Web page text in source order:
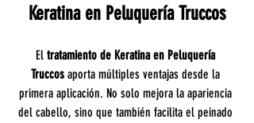
Keratina en Peluquería Truccos
El tratamiento de Keratina en Peluquería
Truccos aporta múltiples ventajas desde la
primera aplicación. No solo mejora la apariencia
del cabello, sino que también facilita el peinado